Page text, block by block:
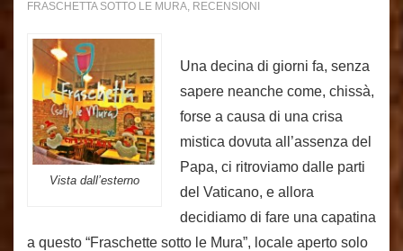
FRASCHETTA SOTTO LE MURA, RECENSIONI
Vista dall’esterno
Una decina di giorni fa, senza
sapere neanche come, chissà,
forse a causa di una crisa
mistica dovuta all’assenza del
Papa, ci ritroviamo dalle parti
del Vaticano, e allora
decidiamo di fare una capatina
a questo “Fraschette sotto le Mura”, locale aperto solo